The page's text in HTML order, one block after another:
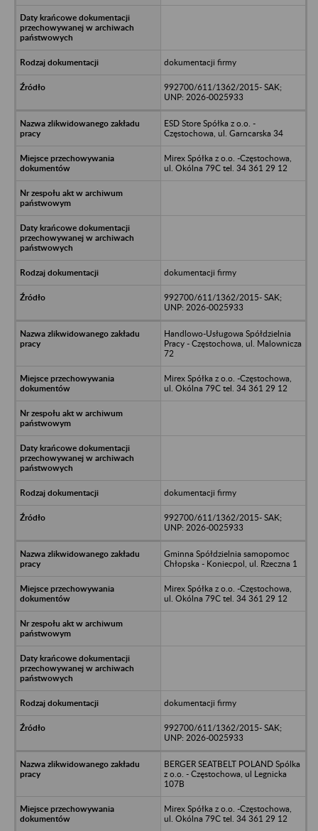
dokumentacji firmy
992700/611/1362/2015- SAK;
UNP: 2026-0025933
ESD Store Spółka z o.o. -
Częstochowa, ul. Garncarska 34
Mirex Spółka z o.o. -Częstochowa,
ul. Okólna 79C tel. 34 361 29 12
dokumentacji firmy
992700/611/1362/2015- SAK;
UNP: 2026-0025933
Handlowo-Usługowa Spółdzielnia
Pracy - Częstochowa, ul. Malownicza
72
Mirex Spółka z o.o. -Częstochowa,
ul. Okólna 79C tel. 34 361 29 12
dokumentacji firmy
992700/611/1362/2015- SAK;
UNP: 2026-0025933
Gminna Spółdzielnia samopomoc
Chłopska - Koniecpol, ul. Rzeczna 1
Mirex Spółka z o.o. -Częstochowa,
ul. Okólna 79C tel. 34 361 29 12
dokumentacji firmy
992700/611/1362/2015- SAK;
UNP: 2026-0025933
BERGER SEATBELT POLAND Spólka
z o.o. - Częstochowa, ul Legnicka
107B
Mirex Spółka z o.o. -Częstochowa,
ul. Okólna 79C tel. 34 361 29 12